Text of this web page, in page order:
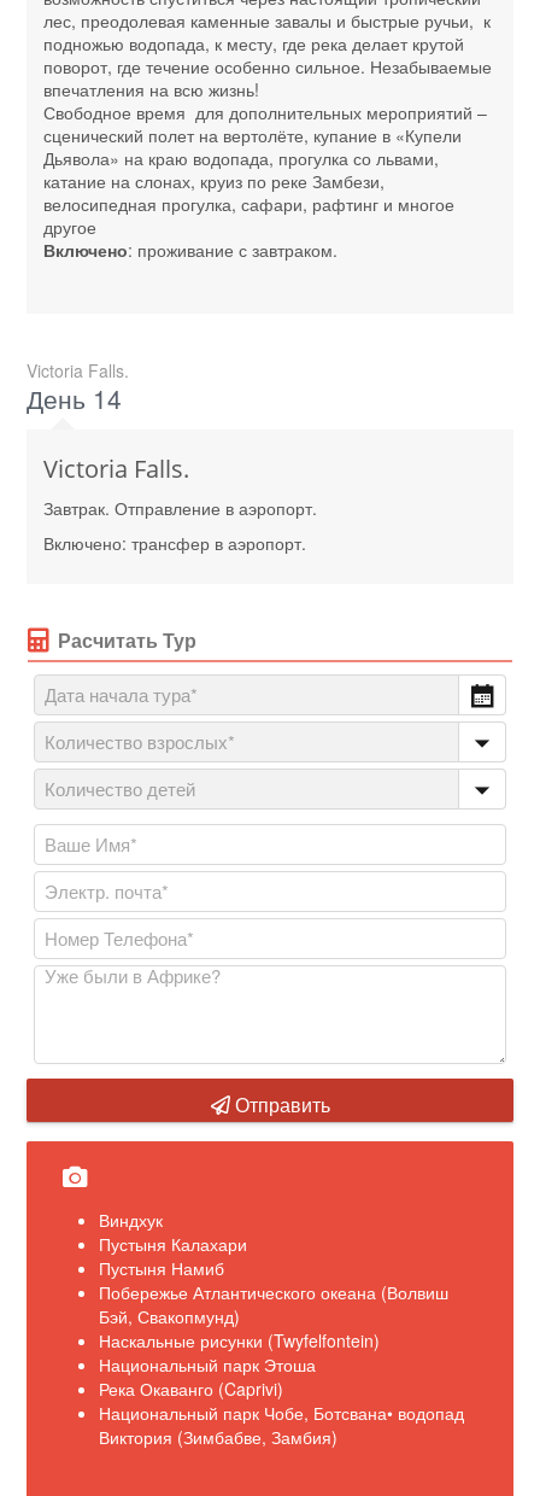
лес, преодолевая каменные завалы и быстрые ручьи, к
подножью водопада, к месту, где река делает крутой
поворот, где течение особенно сильное. Незабываемые
впечатления на всю жизнь!
Свободное время для дополнительных мероприятий –
сценический полет на вертолёте, купание в «Купели
Дьявола» на краю водопада, прогулка со львами,
катание на слонах, круиз по реке Замбези,
велосипедная прогулка, сафари, рафтинг и многое
другое
Включено: проживание с завтраком.
Victoria Falls.
День 14
Victoria Falls.
Завтрак. Отправление в аэропорт.
Включено: трансфер в аэропорт.
Расчитать Тур
Отправить
Виндхук
Пустыня Калахари
Пустыня Намиб
Побережье Атлантического океана (Волвиш
Бэй, Свакопмунд)
Наскальные рисунки (Twyfelfontein)
Национальный парк Этоша
Река Окаванго (Caprivi)
Национальный парк Чобе, Ботсвана• водопад
Виктория (Зимбабве, Замбия)